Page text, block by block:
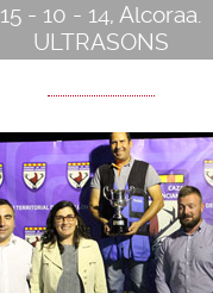
15 - 10 - 14, Alcoraa.
ULTRASONS